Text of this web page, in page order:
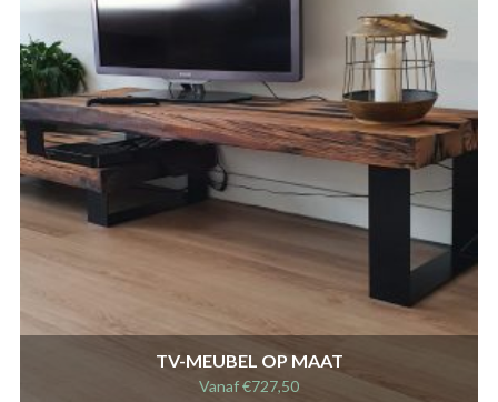
TV-MEUBEL OP MAAT
Vanaf€727,50